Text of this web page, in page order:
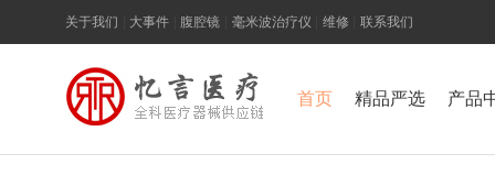
关于我们 大事件 腹腔镜 毫米波治疗仪 维修 联系我们
首页 精品严选 产品